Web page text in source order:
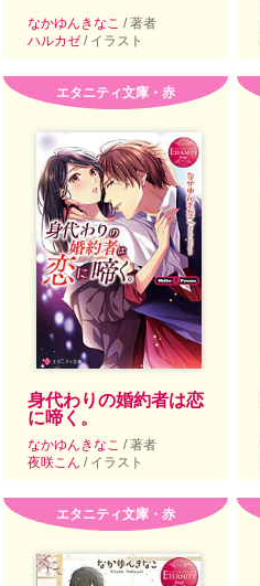
なかゆんきなこ / 著者
ハルカゼ / イラスト
エタニティ文庫・赤
身代わりの婚約者は恋
に啼く。
なかゆんきなこ / 著者
夜咲こん / イラスト
エタニティ文庫・赤